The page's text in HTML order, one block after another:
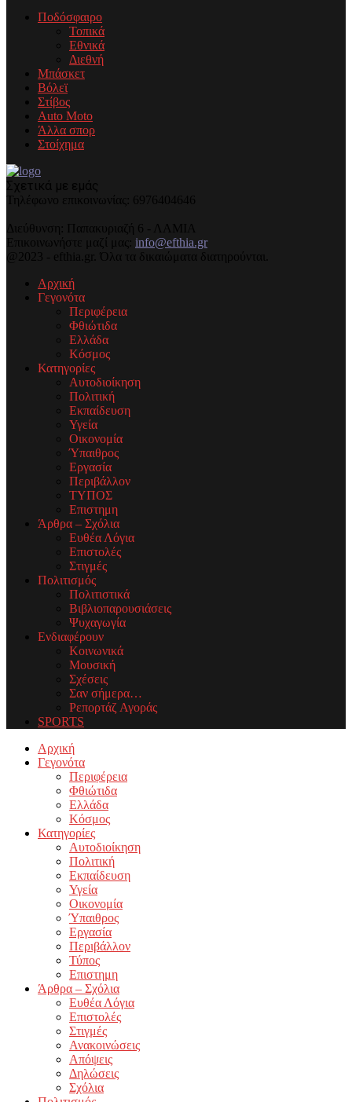
Ποδόσφαιρο
Τοπικά
Εθνικά
Διεθνή
Μπάσκετ
Βόλεϊ
Στίβος
Auto Moto
Άλλα σπορ
Στοίχημα
Σχετικά με εμάς
Τηλέφωνo επικοινωνίας: 6976404646
Διεύθυνση: Παπακυριαζή 6 - ΛΑΜΙΑ
Επικοινωνήστε μαζί μας: info@efthia.gr
@2023 - efthia.gr. Όλα τα δικαιώματα διατηρούνται.
Αρχική
Γεγονότα
Περιφέρεια
Φθιώτιδα
Ελλάδα
Κόσμος
Κατηγορίες
Αυτοδιοίκηση
Πολιτική
Εκπαίδευση
Υγεία
Οικονομία
Ύπαιθρος
Εργασία
Περιβάλλον
ΤΥΠΟΣ
Επιστημη
Άρθρα – Σχόλια
Ευθέα Λόγια
Επιστολές
Στιγμές
Πολιτισμός
Πολιτιστικά
Βιβλιοπαρουσιάσεις
Ψυχαγωγία
Ενδιαφέρουν
Κοινωνικά
Μουσική
Σχέσεις
Σαν σήμερα…
Ρεπορτάζ Αγοράς
SPORTS
Facebook
Twitter
Instagram
Youtube
Email
Αρχική
Γεγονότα
Περιφέρεια
Φθιώτιδα
Ελλάδα
Κόσμος
Κατηγορίες
Αυτοδιοίκηση
Πολιτική
Εκπαίδευση
Υγεία
Οικονομία
Ύπαιθρος
Εργασία
Περιβάλλον
Τύπος
Επιστημη
Άρθρα – Σχόλια
Ευθέα Λόγια
Επιστολές
Στιγμές
Ανακοινώσεις
Απόψεις
Δηλώσεις
Σχόλια